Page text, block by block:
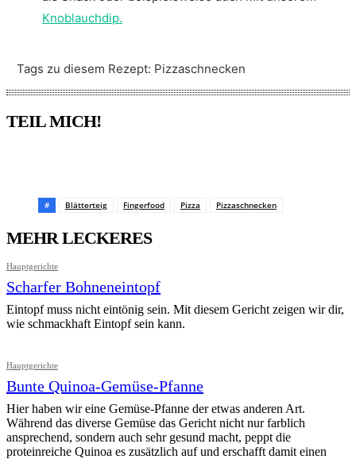
Knoblauchdip.
Tags zu diesem Rezept: Pizzaschnecken
TEIL MICH!
# Blätterteig Fingerfood Pizza Pizzaschnecken
MEHR LECKERES
Hauptgerichte
Scharfer Bohneneintopf
Eintopf muss nicht eintönig sein. Mit diesem Gericht zeigen wir dir,
wie schmackhaft Eintopf sein kann.
Hauptgerichte
Bunte Quinoa-Gemüse-Pfanne
Hier haben wir eine Gemüse-Pfanne der etwas anderen Art.
Während das diverse Gemüse das Gericht nicht nur farblich
ansprechend, sondern auch sehr gesund macht, peppt die
proteinreiche Quinoa es zusätzlich auf und erschafft damit einen